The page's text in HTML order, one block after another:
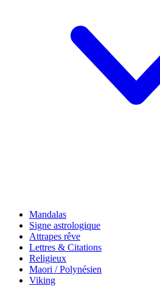
Mandalas
Signe astrologique
Attrapes rêve
Lettres & Citations
Religieux
Maori / Polynésien
Viking